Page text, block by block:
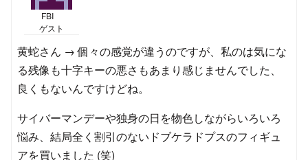
FBI
ゲスト
黄蛇さん → 個々の感覚が違うのですが、私のは気にな
る残像も十字キーの悪さもあまり感じませんでした、
良くもないんですけどね。
サイバーマンデーや独身の日を物色しながらいろいろ
悩み、結局全く割引のないドブケラドプスのフィギュ
アを買いました (笑)